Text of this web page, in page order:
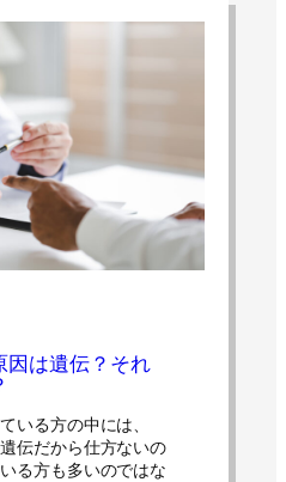
因は遺伝？それ
いる方の中には、
伝だから仕方ないの
る方も多いのではな